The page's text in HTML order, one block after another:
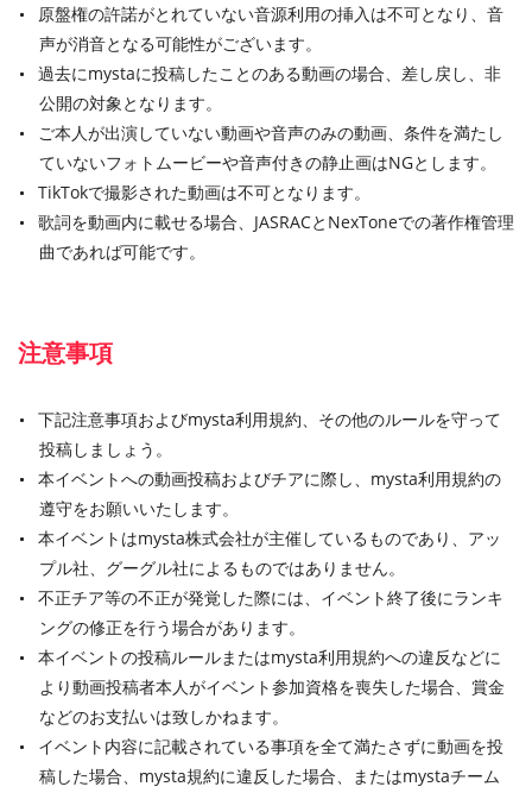
原盤権の許諾がとれていない音源利用の挿入は不可となり、音
声が消音となる可能性がございます。
過去にmystaに投稿したことのある動画の場合、差し戻し、非
公開の対象となります。
ご本人が出演していない動画や音声のみの動画、条件を満たし
ていないフォトムービーや音声付きの静止画はNGとします。
TikTokで撮影された動画は不可となります。
歌詞を動画内に載せる場合、JASRACとNexToneでの著作権管理
曲であれば可能です。
注意事項
下記注意事項およびmysta利用規約、その他のルールを守って
投稿しましょう。
本イベントへの動画投稿およびチアに際し、mysta利用規約の
遵守をお願いいたします。
本イベントはmysta株式会社が主催しているものであり、アッ
プル社、グーグル社によるものではありません。
不正チア等の不正が発覚した際には、イベント終了後にランキ
ングの修正を行う場合があります。
本イベントの投稿ルールまたはmysta利用規約への違反などに
より動画投稿者本人がイベント参加資格を喪失した場合、賞金
などのお支払いは致しかねます。
イベント内容に記載されている事項を全て満たさずに動画を投
稿した場合、mysta規約に違反した場合、またはmystaチーム